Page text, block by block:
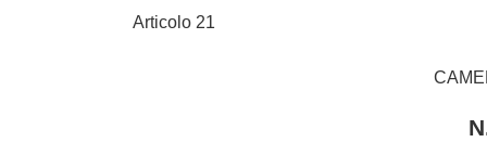
Articolo 21